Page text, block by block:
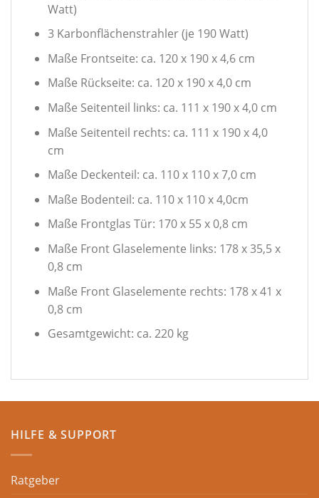
Watt)
3 Karbonflächenstrahler (je 190 Watt)
Maße Frontseite: ca. 120 x 190 x 4,6 cm
Maße Rückseite: ca. 120 x 190 x 4,0 cm
Maße Seitenteil links: ca. 111 x 190 x 4,0 cm
Maße Seitenteil rechts: ca. 111 x 190 x 4,0
cm
Maße Deckenteil: ca. 110 x 110 x 7,0 cm
Maße Bodenteil: ca. 110 x 110 x 4,0cm
Maße Frontglas Tür: 170 x 55 x 0,8 cm
Maße Front Glaselemente links: 178 x 35,5 x
0,8 cm
Maße Front Glaselemente rechts: 178 x 41 x
0,8 cm
Gesamtgewicht: ca. 220 kg
HILFE & SUPPORT
Ratgeber